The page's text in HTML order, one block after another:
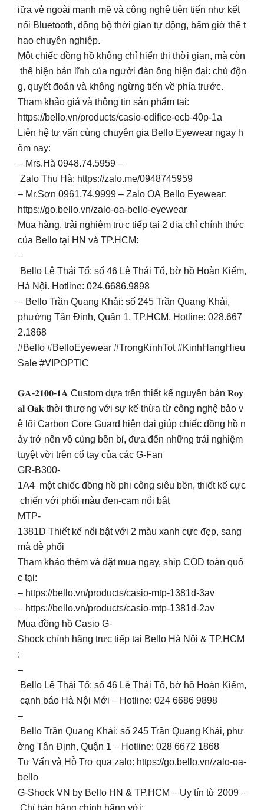
iữa vẻ ngoài mạnh mẽ và công nghệ tiên tiến như kết
nối Bluetooth, đồng bộ thời gian tự động, bấm giờ thể t
hao chuyên nghiệp.
Một chiếc đồng hồ không chỉ hiển thị thời gian, mà còn
thể hiện bản lĩnh của người đàn ông hiện đại: chủ độn
g, quyết đoán và không ngừng tiến về phía trước.
Tham khảo giá và thông tin sản phẩm tại:
https://bello.vn/products/casio-edifice-ecb-40p-1a
Liên hệ tư vấn cùng chuyên gia Bello Eyewear ngay h
ôm nay:
– Mrs.Hà 0948.74.5959 –
Zalo Thu Hà: https://zalo.me/0948745959
– Mr.Sơn 0961.74.9999 – Zalo OA Bello Eyewear:
https://go.bello.vn/zalo-oa-bello-eyewear
Mua hàng, trải nghiệm trực tiếp tại 2 địa chỉ chính thức
của Bello tại HN và TP.HCM:
–
Bello Lê Thái Tổ: số 46 Lê Thái Tổ, bờ hồ Hoàn Kiếm,
Hà Nội. Hotline: 024.6686.9898
– Bello Trần Quang Khải: số 245 Trần Quang Khải,
phường Tân Định, Quận 1, TP.HCM. Hotline: 028.667
2.1868
#Bello #BelloEyewear #TrongKinhTot #KinhHangHieu
Sale #VIPOPTIC
𝐆𝐀-𝟐𝟏𝟎𝟎-𝟏𝐀 Custom dựa trên thiết kế nguyên bản 𝐑𝐨𝐲
𝐚𝐥 𝐎𝐚𝐤 thời thượng với sự kế thừa từ công nghệ bảo v
ệ lõi Carbon Core Guard hiện đại giúp chiếc đồng hồ n
ày trở nên vô cùng bền bỉ, đưa đến những trải nghiệm
tuyệt vời trên cổ tay của các G-Fan
GR-B300-
1A4 một chiếc đồng hồ phi công siêu bền, thiết kế cực
chiến với phối màu đen-cam nổi bật
MTP-
1381D Thiết kế nổi bật với 2 màu xanh cực đẹp, sang
mà dễ phối
Tham khảo thêm và đặt mua ngay, ship COD toàn quố
c tại:
– https://bello.vn/products/casio-mtp-1381d-3av
– https://bello.vn/products/casio-mtp-1381d-2av
Mua đồng hồ Casio G-
Shock chính hãng trực tiếp tại Bello Hà Nội & TP.HCM
:
–
Bello Lê Thái Tổ: số 46 Lê Thái Tổ, bờ hồ Hoàn Kiếm,
cạnh báo Hà Nội Mới – Hotline: 024 6686 9898
–
Bello Trần Quang Khải: số 245 Trần Quang Khải, phư
ờng Tân Định, Quận 1 – Hotline: 028 6672 1868
Tư Vấn và Hỗ Trợ qua zalo: https://go.bello.vn/zalo-oa-
bello
G-Shock VN by Bello HN & TP.HCM – Uy tín từ 2009 –